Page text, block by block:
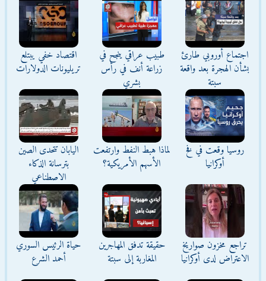
اجتماع أوروبي طارئ
بشأن الهجرة بعد واقعة
سبتة
طبيب عراقي ينجح في
زراعة أنف في رأس
بشري
اقتصاد خفي يبتلع
تريليونات الدولارات
روسيا وقعت في فخ
أوكرانيا
لماذا هبط النفط وارتفعت
الأسهم الأمريكية؟
اليابان تتحدى الصين
بترسانة الذكاء
الاصطناعي
تراجع مخزون صواريخ
الاعتراض لدى أوكرانيا
حقيقة تدفق المهاجرين
المغاربة إلى سبتة
حياة الرئيس السوري
أحمد الشرع